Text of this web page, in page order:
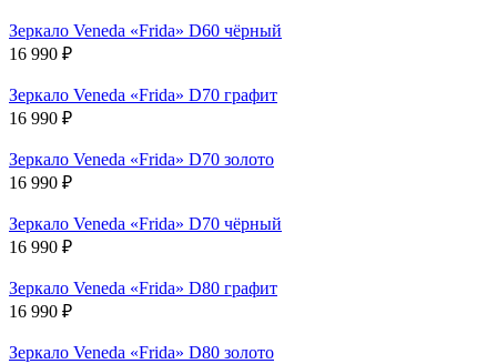
Зеркало Veneda «Frida» D60 чёрный
16 990 ₽
Зеркало Veneda «Frida» D70 графит
16 990 ₽
Зеркало Veneda «Frida» D70 золото
16 990 ₽
Зеркало Veneda «Frida» D70 чёрный
16 990 ₽
Зеркало Veneda «Frida» D80 графит
16 990 ₽
Зеркало Veneda «Frida» D80 золото